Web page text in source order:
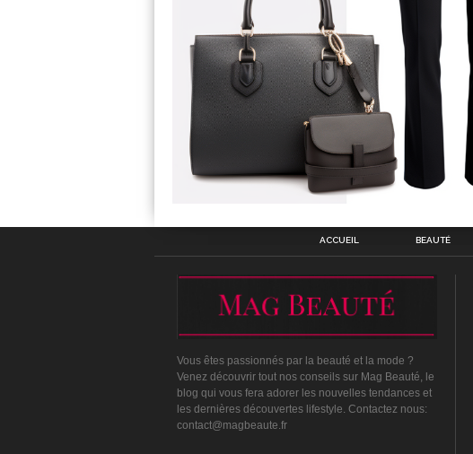
ACCUEIL BEAUTÉ
Vous êtes passionnés par la beauté et la mode ?
Venez découvrir tout nos conseils sur Mag Beauté, le
blog qui vous fera adorer les nouvelles tendances et
les dernières découvertes lifestyle. Contactez nous:
contact@magbeaute.fr